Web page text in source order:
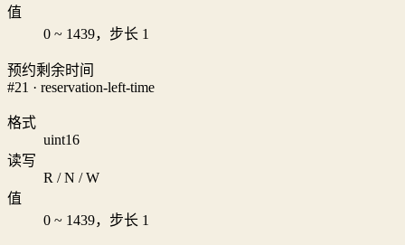
值
0 ~ 1439，步长 1
预约剩余时间
#21 · reservation-left-time
格式
uint16
读写
R / N / W
值
0 ~ 1439，步长 1